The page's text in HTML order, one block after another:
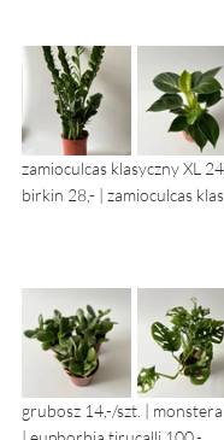
zamioculcas klasyczny XL
birkin 28,- | zamioculcas
grubosz 14,-/szt. |